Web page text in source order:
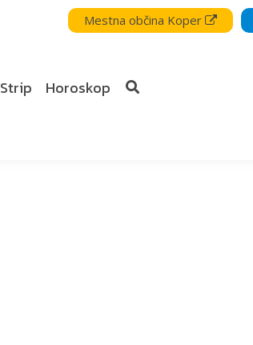
Mestna občina Koper
Strip Horoskop